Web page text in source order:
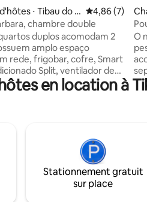
⋅ Tibau do S
Évaluation
4,86 (7)
chambre double
duplos acomodam 2
amplo espaço
rede, frigobar, cofre, Smart
Split, ventilador de
cabides e um banheiro
chuveiro elétrico. Esse
construído em 2022.
um de nossos quartos
para pessoas com
especiais.
ul
O
O
en location à
Stationnement gratuit
sur place